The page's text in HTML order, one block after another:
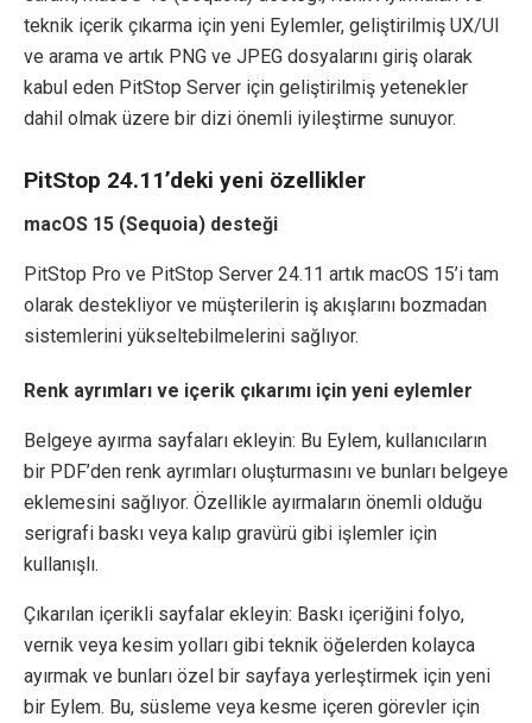
teknik içerik çıkarma için yeni Eylemler, geliştirilmiş UX/UI
ve arama ve artık PNG ve JPEG dosyalarını giriş olarak
kabul eden PitStop Server için geliştirilmiş yetenekler
dahil olmak üzere bir dizi önemli iyileştirme sunuyor.
PitStop 24.11’deki yeni özellikler
macOS 15 (Sequoia) desteği
PitStop Pro ve PitStop Server 24.11 artık macOS 15’i tam
olarak destekliyor ve müşterilerin iş akışlarını bozmadan
sistemlerini yükseltebilmelerini sağlıyor.
Renk ayrımları ve içerik çıkarımı için yeni eylemler
Belgeye ayırma sayfaları ekleyin: Bu Eylem, kullanıcıların
bir PDF’den renk ayrımları oluşturmasını ve bunları belgeye
eklemesini sağlıyor. Özellikle ayırmaların önemli olduğu
serigrafi baskı veya kalıp gravürü gibi işlemler için
kullanışlı.
Çıkarılan içerikli sayfalar ekleyin: Baskı içeriğini folyo,
vernik veya kesim yolları gibi teknik öğelerden kolayca
ayırmak ve bunları özel bir sayfaya yerleştirmek için yeni
bir Eylem. Bu, süsleme veya kesme içeren görevler için